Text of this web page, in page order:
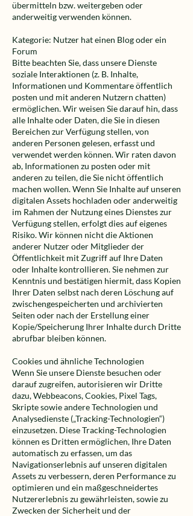
übermitteln bzw. weitergeben oder
anderweitig verwenden können.
Kategorie: Nutzer hat einen Blog oder ein
Forum
Bitte beachten Sie, dass unsere Dienste
soziale Interaktionen (z. B. Inhalte,
Informationen und Kommentare öffentlich
posten und mit anderen Nutzern chatten)
ermöglichen. Wir weisen Sie darauf hin, dass
alle Inhalte oder Daten, die Sie in diesen
Bereichen zur Verfügung stellen, von
anderen Personen gelesen, erfasst und
verwendet werden können. Wir raten davon
ab, Informationen zu posten oder mit
anderen zu teilen, die Sie nicht öffentlich
machen wollen. Wenn Sie Inhalte auf unseren
digitalen Assets hochladen oder anderweitig
im Rahmen der Nutzung eines Dienstes zur
Verfügung stellen, erfolgt dies auf eigenes
Risiko. Wir können nicht die Aktionen
anderer Nutzer oder Mitglieder der
Öffentlichkeit mit Zugriff auf Ihre Daten
oder Inhalte kontrollieren. Sie nehmen zur
Kenntnis und bestätigen hiermit, dass Kopien
Ihrer Daten selbst nach deren Löschung auf
zwischengespeicherten und archivierten
Seiten oder nach der Erstellung einer
Kopie/Speicherung Ihrer Inhalte durch Dritte
abrufbar bleiben können.
Cookies und ähnliche Technologien
Wenn Sie unsere Dienste besuchen oder
darauf zugreifen, autorisieren wir Dritte
dazu, Webbeacons, Cookies, Pixel Tags,
Skripte sowie andere Technologien und
Analysedienste („Tracking-Technologien“)
einzusetzen. Diese Tracking-Technologien
können es Dritten ermöglichen, Ihre Daten
automatisch zu erfassen, um das
Navigationserlebnis auf unseren digitalen
Assets zu verbessern, deren Performance zu
optimieren und ein maßgeschneidertes
Nutzererlebnis zu gewährleisten, sowie zu
Zwecken der Sicherheit und der